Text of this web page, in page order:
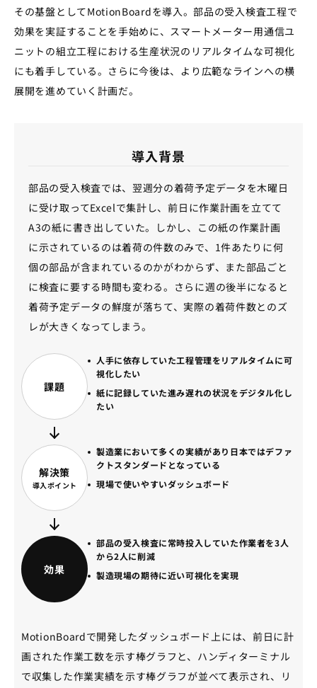
その基盤としてMotionBoardを導入。部品の受入検査工程で
効果を実証することを手始めに、スマートメーター用通信ユ
ニットの組立工程における生産状況のリアルタイムな可視化
にも着手している。さらに今後は、より広範なラインへの横
展開を進めていく計画だ。
導入背景
部品の受入検査では、翌週分の着荷予定データを木曜日
に受け取ってExcelで集計し、前日に作業計画を立てて
A3の紙に書き出していた。しかし、この紙の作業計画
に示されているのは着荷の件数のみで、1件あたりに何
個の部品が含まれているのかがわからず、また部品ごと
に検査に要する時間も変わる。さらに週の後半になると
着荷予定データの鮮度が落ちて、実際の着荷件数とのズ
レが大きくなってしまう。
課題
人手に依存していた工程管理をリアルタイムに可
視化したい
紙に記録していた進み遅れの状況をデジタル化し
たい
解決策
導入ポイント
製造業において多くの実績があり日本ではデファ
クトスタンダードとなっている
現場で使いやすいダッシュボード
効果
部品の受入検査に常時投入していた作業者を3人
から2人に削減
製造現場の期待に近い可視化を実現
MotionBoardで開発したダッシュボード上には、前日に計
画された作業工数を示す棒グラフと、ハンディターミナル
で収集した作業実績を示す棒グラフが並べて表示され、リ